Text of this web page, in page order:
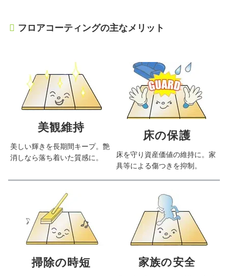
フロアコーティングの主なメリット
美観維持
美しい輝きを長期間キープ。艶
消しなら落ち着いた質感に。
床の保護
床を守り資産価値の維持に。家
具等による傷つきを抑制。
掃除の時短 家族の安全